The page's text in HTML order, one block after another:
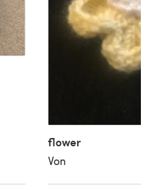
flower
Von